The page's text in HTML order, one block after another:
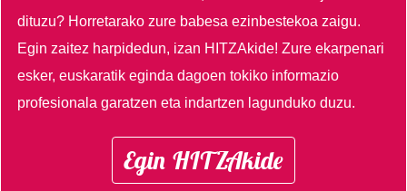
dituzu? Horretarako zure babesa ezinbestekoa zaigu.
Egin zaitez harpidedun, izan HITZAkide!Zure ekarpenari
esker, euskaratik eginda dagoen tokiko informazio
profesionala garatzen eta indartzen lagunduko duzu.
Egin HITZAkide